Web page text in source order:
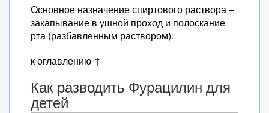
Основное назначение спиртового раствора –
закапывание в ушной проход и полоскание
рта (разбавленным раствором).
к оглавлению ↑
Как разводить Фурацилин для
детей